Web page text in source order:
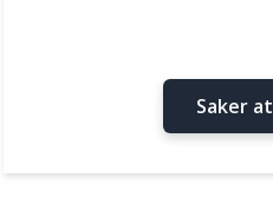
Saker